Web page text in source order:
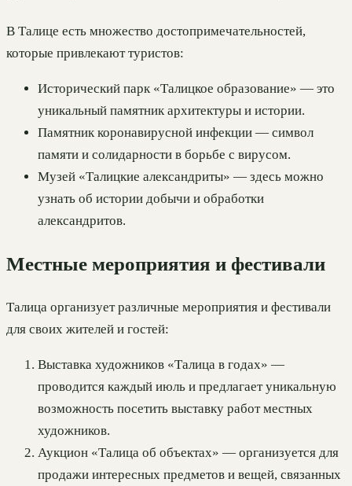
В Талице есть множество достопримечательностей,
которые привлекают туристов:
Исторический парк «Талицкое образование» — это
уникальный памятник архитектуры и истории.
Памятник коронавирусной инфекции — символ
памяти и солидарности в борьбе с вирусом.
Музей «Талицкие александриты» — здесь можно
узнать об истории добычи и обработки
александритов.
Местные мероприятия и фестивали
Талица организует различные мероприятия и фестивали
для своих жителей и гостей:
Выставка художников «Талица в годах» —
проводится каждый июль и предлагает уникальную
возможность посетить выставку работ местных
художников.
Аукцион «Талица об объектах» — организуется для
продажи интересных предметов и вещей, связанных